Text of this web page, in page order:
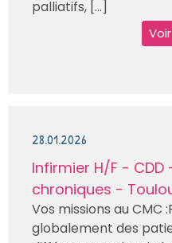
palliatifs, [...]
28.01.2026
Infirmier H/F - CDD
chroniques -
Vos missions au CMC
globalement des